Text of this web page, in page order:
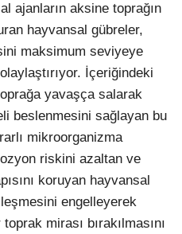
ajanların aksine toprağın
hayvansal gübreler,
maksimum seviyeye
İçeriğindeki
yavaşça salarak
beslenmesini sağlayan bu
mikroorganizma
riskini azaltan ve
koruyan hayvansal
engelleyerek
mirası bırakılmasını